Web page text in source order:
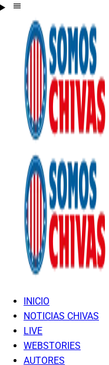
INICIO
NOTICIAS CHIVAS
LIVE
WEBSTORIES
AUTORES